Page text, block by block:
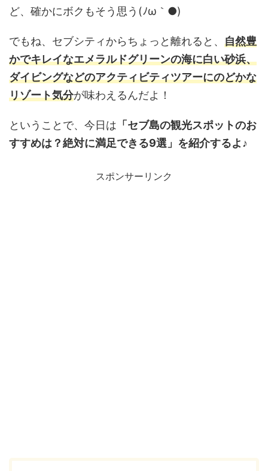
ど、確かにボクもそう思う(ﾉω｀●)
でもね、セブシティからちょっと離れると、 自然豊
かでキレイなエメラルドグリーンの海に白い砂浜、
ダイビングなどのアクティビティツアーにのどかな
リゾート気分が味わえるんだよ！
ということで、今日は 「セブ島の観光スポットのお
すすめは？絶対に満足できる9選」を紹介するよ♪
スポンサーリンク